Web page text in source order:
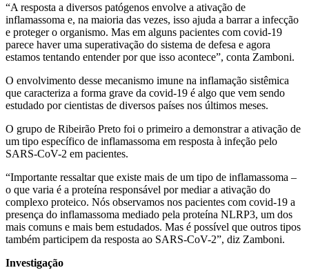
“A resposta a diversos patógenos envolve a ativação de
inflamassoma e, na maioria das vezes, isso ajuda a barrar a infecção
e proteger o organismo. Mas em alguns pacientes com covid-19
parece haver uma superativação do sistema de defesa e agora
estamos tentando entender por que isso acontece”, conta Zamboni.
O envolvimento desse mecanismo imune na inflamação sistêmica
que caracteriza a forma grave da covid-19 é algo que vem sendo
estudado por cientistas de diversos países nos últimos meses.
O grupo de Ribeirão Preto foi o primeiro a demonstrar a ativação de
um tipo específico de inflamassoma em resposta à infeção pelo
SARS-CoV-2 em pacientes.
“Importante ressaltar que existe mais de um tipo de inflamassoma –
o que varia é a proteína responsável por mediar a ativação do
complexo proteico. Nós observamos nos pacientes com covid-19 a
presença do inflamassoma mediado pela proteína NLRP3, um dos
mais comuns e mais bem estudados. Mas é possível que outros tipos
também participem da resposta ao SARS-CoV-2”, diz Zamboni.
Investigação